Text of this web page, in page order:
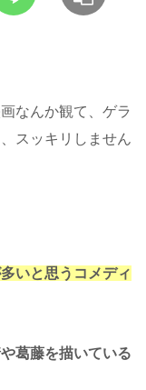
なんか観て、ゲラ
スッキリしません
いと思うコメディ
葛藤を描いている